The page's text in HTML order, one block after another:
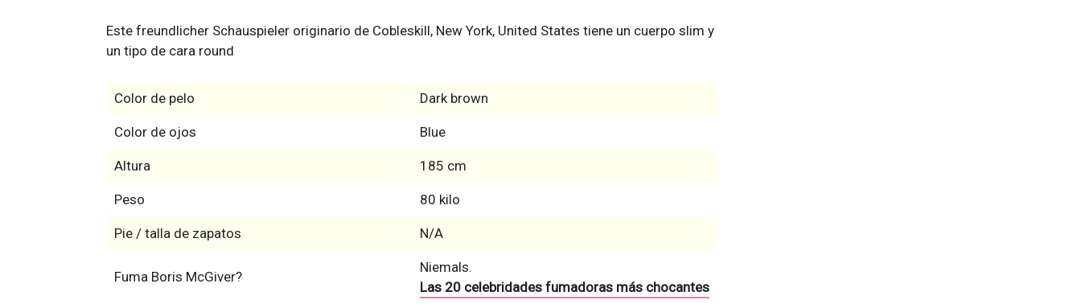
Este freundlicher Schauspieler originario de Cobleskill, New York, United States tiene un cuerpo slim y
un tipo de cara round
Color de pelo Dark brown
Color de ojos Blue
Altura 185 cm
Peso 80 kilo
Pie / talla de zapatos N/A
Fuma Boris McGiver?
Niemals.
Las 20 celebridades fumadoras más chocantes